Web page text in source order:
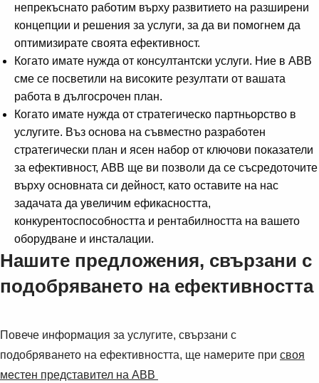
Suggestions
непрекъснато работим върху развитието на разширени
концепции и решения за услуги, за да ви помогнем да
оптимизирате своята ефективност.
Когато имате нужда от консултантски услуги. Ние в ABB
сме се посветили на високите резултати от вашата
работа в дългосрочен план.
Когато имате нужда от стратегическо партньорство в
услугите. Въз основа на съвместно разработен
стратегически план и ясен набор от ключови показатели
за ефективност, ABB ще ви позволи да се съсредоточите
върху основната си дейност, като оставите на нас
задачата да увеличим ефикасността,
конкурентоспособността и рентабилността на вашето
оборудване и инсталации.
Нашите предложения, свързани с
подобряването на ефективността
Повече информация за услугите, свързани с
подобряването на ефективността, ще намерите при своя
местен представител на ABB